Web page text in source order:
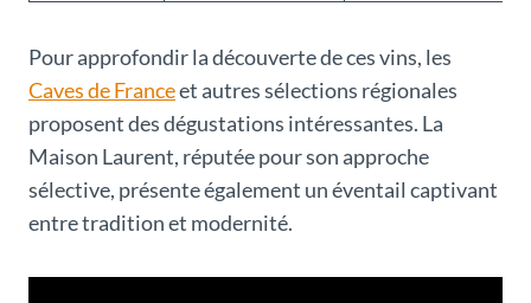
Pour approfondir la découverte de ces vins, les
Caves de Franceet autres sélections régionales
proposent des dégustations intéressantes. La
Maison Laurent, réputée pour son approche
sélective, présente également un éventail captivant
entre tradition et modernité.